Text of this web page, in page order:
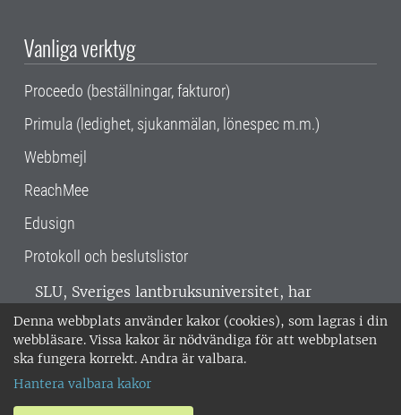
Denna webbplats använder kakor (cookies), som lagras i din
webbläsare. Vissa kakor är nödvändiga för att webbplatsen
ska fungera korrekt. Andra är valbara.
Hantera valbara kakor
Vanliga verktyg
Proceedo (beställningar, fakturor)
Primula (ledighet, sjukanmälan, lönespec m.m.)
Webbmejl
ReachMee
Edusign
Protokoll och beslutslistor
SLU, Sveriges lantbruksuniversitet, har
verksamhet över hela Sverige. Huvudorter är
Alnarp, Uppsala och Umeå.SLU är
miljöcertifierat enligt ISO 14001. •
018-67 10 00 • Org nr: 202100-2817 •